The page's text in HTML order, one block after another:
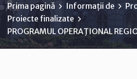
Prima pagină Informații de
Proiecte finalizate
PROGRAMUL OPERAŢIONAL